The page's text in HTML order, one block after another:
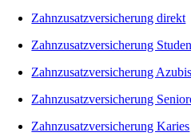
Zahnzusatzversicherung direkt
Zahnzusatzversicherung
Zahnzusatzversicherung Azubis
Zahnzusatzversicherung
Zahnzusatzversicherung Karies